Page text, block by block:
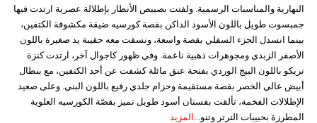
النهارية والمناسبات الرسمية. ولفتت بصيبص الأنظار بإطلالة عصرية ارتدت فيها
جمبسوت طويل باللون الأسود الداكن بقصة كورسيه ضيقة مكشوفة الكتفين،
بينما انسدل الجزء السفلي بقصة واسعة، ونسقت معه حقيبة يد صغيرة باللون
الأصفر الزبدي ومجوهرات ذهبية ناعمة. وفي ظهور كاجوال آخر، ارتدت كنزة
تريكو باللون البيج الوردي بفتحة عنق مائلة كشفت عن أحد الكتفين، مع بنطال
أبيض عالي الخصر بقصة مستقيمة وحزام جلدي رفيع باللون البني. وعلى صعيد
الإطلالات الفخمة، تألقت بفستان أسود طويل تميز بقصّة الكورسيه العلوية
المطرزة بحبيبات الترتر وتنو... المزيد